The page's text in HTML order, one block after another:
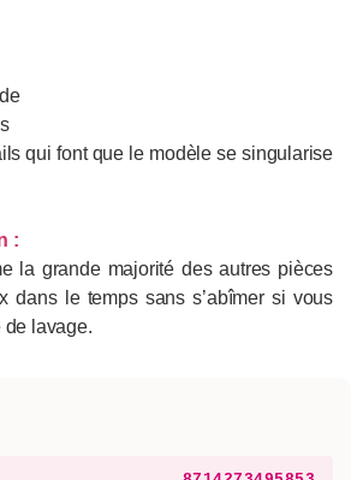
qui font que le modèle se singularise
:
la grande majorité des autres pièces
dans le temps sans s’abîmer si vous
de lavage.